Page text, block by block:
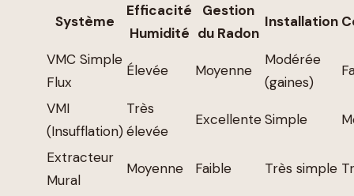
Système
Efficacité
Humidité
Gestion
du Radon
Installation
VMC Simple
Flux
Élevée Moyenne
Modérée
(gaines)
VMI
(Insufflation)
Très
élevée
ExcellenteSimple
Extracteur
Mural
Moyenne Faible Très simple